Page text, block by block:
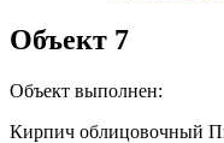
Объект 7
Объект выполнен:
Кирпич облицовочный